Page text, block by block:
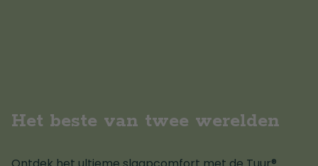
Het beste van twee werelden